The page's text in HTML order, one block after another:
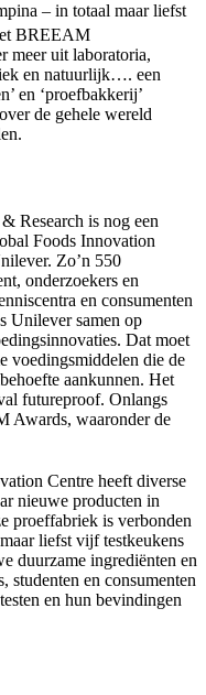
– in totaal maar liefst
BREEAM
meer uit laboratoria,
en natuurlijk…. een
en ‘proefbakkerij’
de gehele wereld
Research is nog een
Foods Innovation
Zo’n 550
onderzoekers en
en consumenten
Unilever samen op
Dat moet
voedingsmiddelen die de
aankunnen. Het
futureproof. Onlangs
Awards, waaronder de
Centre heeft diverse
nieuwe producten in
proeffabriek is verbonden
liefst vijf testkeukens
duurzame ingrediënten en
studenten en consumenten
en hun bevindingen